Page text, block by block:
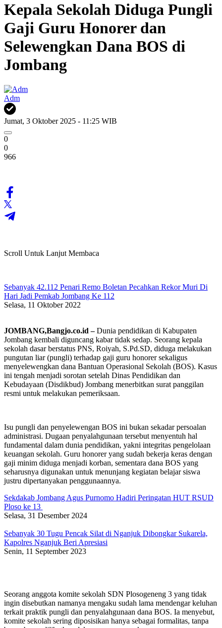
Kepala Sekolah Diduga Pungli
Gaji Guru Honorer dan
Selewengkan Dana BOS di
Jombang
Adm
Jumat, 3 Oktober 2025 - 11:25 WIB
0
0
966
Scroll Untuk Lanjut Membaca
Sebanyak 42.112 Penari Remo Boletan Pecahkan Rekor Muri Di
Hari Jadi Pemkab Jombang Ke 112
Selasa, 11 Oktober 2022
JOMBANG,Bangjo.co.id –Dunia pendidikan di Kabupaten
Jombang kembali diguncang kabar tidak sedap. Seorang kepala
sekolah dasar berstatus PNS, Roiyah, S.Pd.SD, diduga melakukan
pungutan liar (pungli) terhadap gaji guru honorer sekaligus
menyelewengkan dana Bantuan Operasional Sekolah (BOS). Kasus
ini tengah menjadi sorotan setelah Dinas Pendidikan dan
Kebudayaan (Disdikbud) Jombang menerbitkan surat panggilan
resmi untuk melakukan pemeriksaan.
Isu pungli dan penyelewengan BOS ini bukan sekadar persoalan
administrasi. Dugaan penyalahgunaan tersebut menyentuh hal
fundamental dalam dunia pendidikan, yakni integritas pengelolaan
keuangan sekolah. Guru honorer yang sudah bekerja keras dengan
gaji minim diduga menjadi korban, sementara dana BOS yang
seharusnya digunakan untuk menunjang kegiatan belajar siswa
justru dipertanyakan penggunaannya.
Sekdakab Jombang Agus Purnomo Hadiri Peringatan HUT RSUD
Ploso ke 13
Selasa, 31 Desember 2024
Sebanyak 30 Tugu Pencak Silat di Nganjuk Dibongkar Sukarela,
Kapolres Nganjuk Beri Apresiasi
Senin, 11 September 2023
Seorang anggota komite sekolah SDN Plosogeneng 3 yang tidak
ingin disebutkan namanya mengaku sudah lama mendengar keluhan
terkait praktik pungli dan penyalahgunaan dana BOS. Ia menyebut,
komite sekolah sering diposisikan hanya sebagai formalitas, tanpa